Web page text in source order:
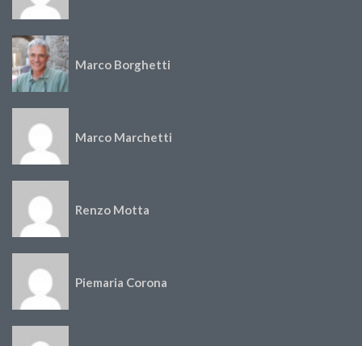
Marco Borghetti
Marco Marchetti
Renzo Motta
Piemaria Corona